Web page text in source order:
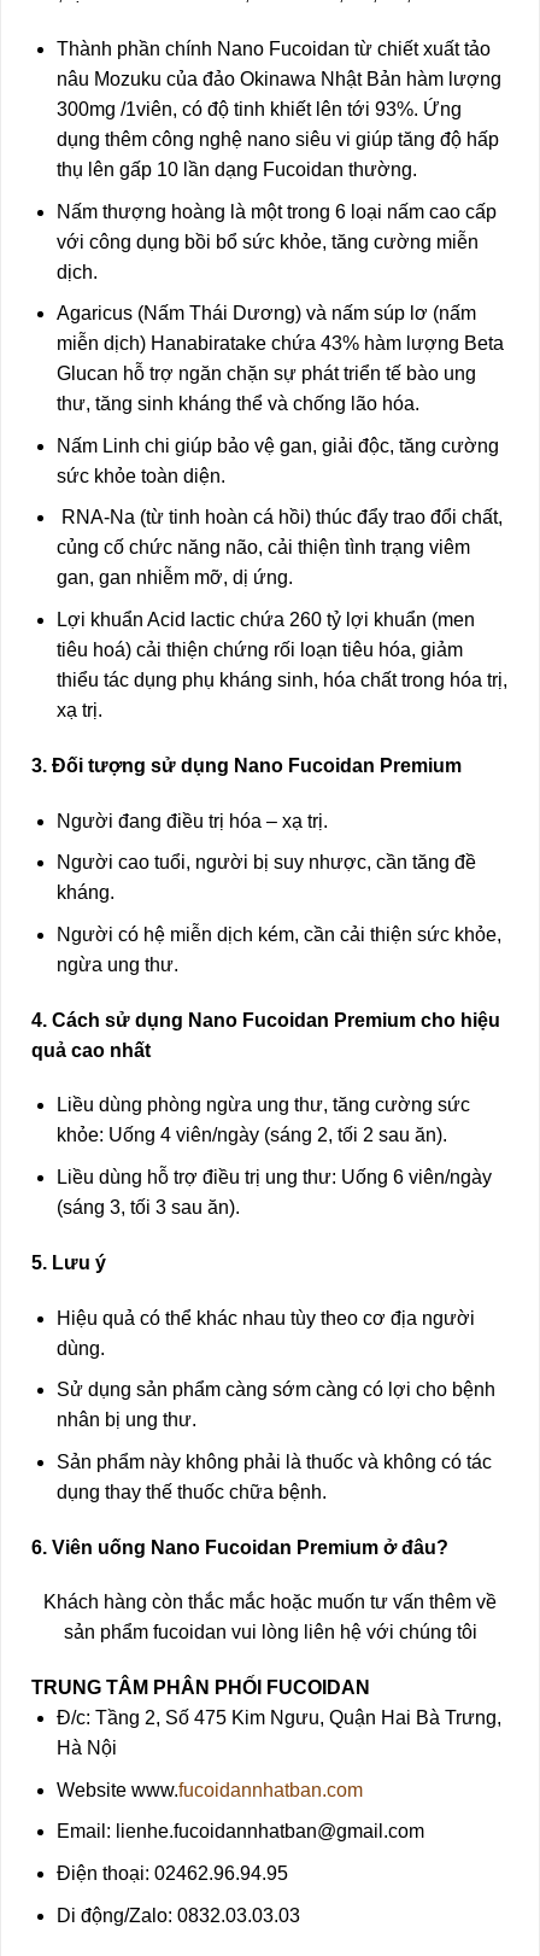
Thành phần chính Nano Fucoidan từ chiết xuất tảo
nâu Mozuku của đảo Okinawa Nhật Bản hàm lượng
300mg /1viên, có độ tinh khiết lên tới 93%. Ứng
dụng thêm công nghệ nano siêu vi giúp tăng độ hấp
thụ lên gấp 10 lần dạng Fucoidan thường.
Nấm thượng hoàng là một trong 6 loại nấm cao cấp
với công dụng bồi bổ sức khỏe, tăng cường miễn
dịch.
Agaricus (Nấm Thái Dương) và nấm súp lơ (nấm
miễn dịch) Hanabiratake chứa 43% hàm lượng Beta
Glucan hỗ trợ ngăn chặn sự phát triển tế bào ung
thư, tăng sinh kháng thể và chống lão hóa.
Nấm Linh chi giúp bảo vệ gan, giải độc, tăng cường
sức khỏe toàn diện.
RNA-Na (từ tinh hoàn cá hồi) thúc đẩy trao đổi chất,
củng cố chức năng não, cải thiện tình trạng viêm
gan, gan nhiễm mỡ, dị ứng.
Lợi khuẩn Acid lactic chứa 260 tỷ lợi khuẩn (men
tiêu hoá) cải thiện chứng rối loạn tiêu hóa, giảm
thiểu tác dụng phụ kháng sinh, hóa chất trong hóa trị,
xạ trị.
3. Đối tượng sử dụng Nano Fucoidan Premium
Người đang điều trị hóa – xạ trị.
Người cao tuổi, người bị suy nhược, cần tăng đề
kháng.
Người có hệ miễn dịch kém, cần cải thiện sức khỏe,
ngừa ung thư.
4. Cách sử dụng Nano Fucoidan Premium cho hiệu
quả cao nhất
Liều dùng phòng ngừa ung thư, tăng cường sức
khỏe: Uống 4 viên/ngày (sáng 2, tối 2 sau ăn).
Liều dùng hỗ trợ điều trị ung thư: Uống 6 viên/ngày
(sáng 3, tối 3 sau ăn).
5. Lưu ý
Hiệu quả có thể khác nhau tùy theo cơ địa người
dùng.
Sử dụng sản phẩm càng sớm càng có lợi cho bệnh
nhân bị ung thư.
Sản phẩm này không phải là thuốc và không có tác
dụng thay thế thuốc chữa bệnh.
6. Viên uống Nano Fucoidan Premium ở đâu?
Khách hàng còn thắc mắc hoặc muốn tư vấn thêm về
sản phẩm fucoidan vui lòng liên hệ với chúng tôi
TRUNG TÂM PHÂN PHỐI FUCOIDAN
Đ/c: Tầng 2, Số 475 Kim Ngưu, Quận Hai Bà Trưng,
Hà Nội
Website www.fucoidannhatban.com
Email: lienhe.fucoidannhatban@gmail.com
Điện thoại: 02462.96.94.95
Di động/Zalo: 0832.03.03.03